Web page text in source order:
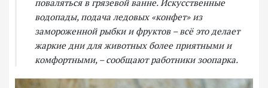
поваляться в грязевой ванне. Искусственные
водопады, подача ледовых «конфет» из
замороженной рыбки и фруктов – всё это делает
жаркие дни для животных более приятными и
комфортными, – сообщают работники зоопарка.